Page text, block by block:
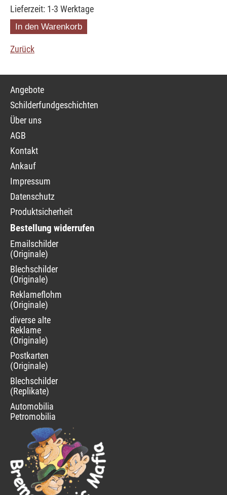
Lieferzeit: 1-3 Werktage
Zurück
Navigation
überspringen
Angebote
Schilderfundgeschichten
Über uns
AGB
Kontakt
Ankauf
Impressum
Datenschutz
Produktsicherheit
Bestellung widerrufen
Navigation
überspringen
Emailschilder
(Originale)
Blechschilder
(Originale)
Reklameflohmarkt
(Originale)
diverse alte
Reklame
(Originale)
Postkarten
(Originale)
Blechschilder
(Replikate)
Automobilia
Petromobilia